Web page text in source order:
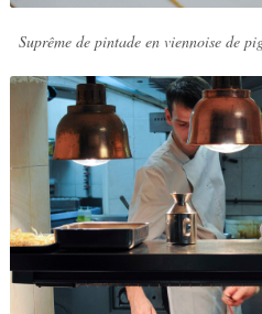
Suprême de pintade en viennoise de